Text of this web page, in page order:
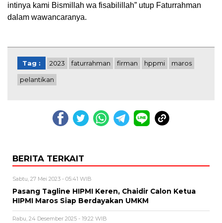
intinya kami Bismillah wa fisabilillah” utup Faturrahman
dalam wawancaranya.
Tag : 2023 faturrahman firman hppmi maros
pelantikan
BERITA TERKAIT
Sabtu, 27 Mei 2023 - 05:41 WIB
Pasang Tagline HIPMI Keren, Chaidir Calon Ketua
HIPMI Maros Siap Berdayakan UMKM
Rabu, 24 Desember 2025 - 19:22 WIB